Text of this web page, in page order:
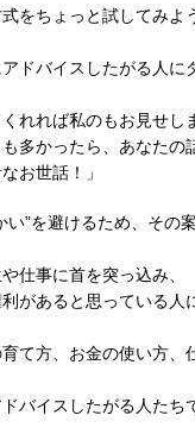
をちょっと試してみよ
ドバイスしたがる人に
れれば私のもお見せし
多かったら、あなたの
お世話！」
い”を避けるため、その
仕事に首を突っ込み、
があると思っている人
て方、お金の使い方、
バイスしたがる人たち